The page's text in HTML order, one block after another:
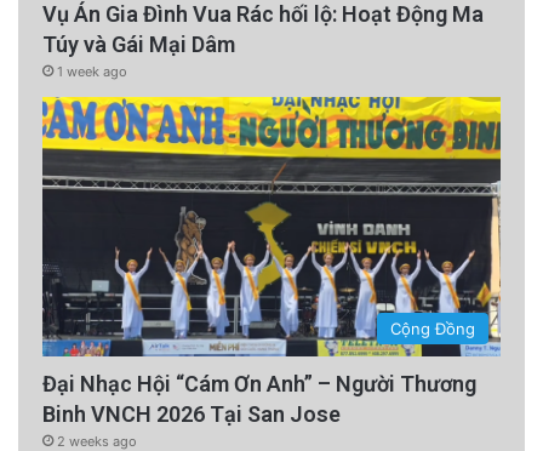
Vụ Án Gia Đình Vua Rác hối lộ: Hoạt Động Ma
Túy và Gái Mại Dâm
1 week ago
Cộng Đồng
Đại Nhạc Hội “Cám Ơn Anh” – Người Thương
Binh VNCH 2026 Tại San Jose
2 weeks ago